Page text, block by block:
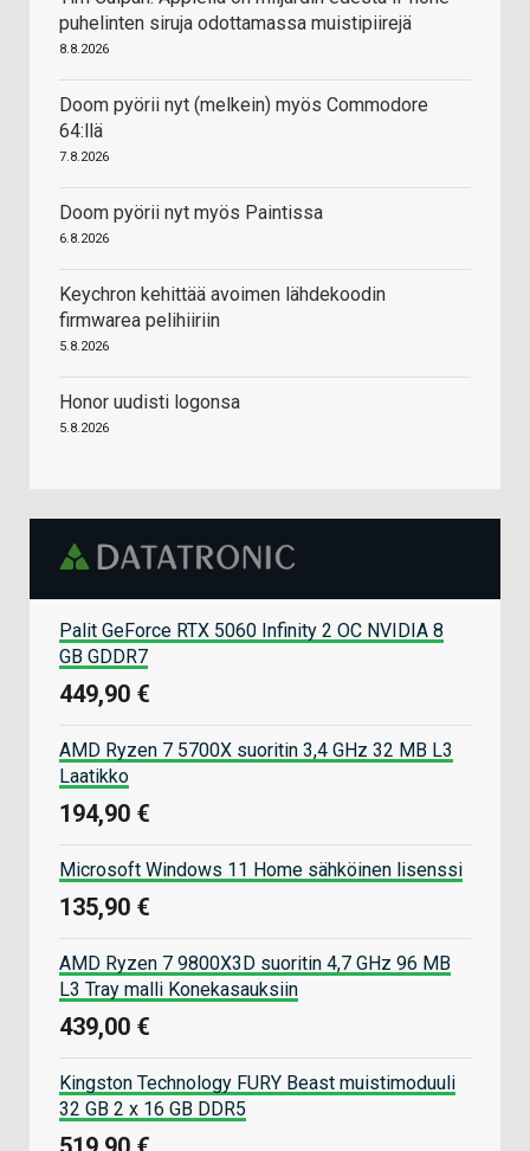
puhelinten siruja odottamassa muistipiirejä
8.8.2026
Doom pyörii nyt (melkein) myös Commodore
64:llä
7.8.2026
Doom pyörii nyt myös Paintissa
6.8.2026
Keychron kehittää avoimen lähdekoodin
firmwarea pelihiiriin
5.8.2026
Honor uudisti logonsa
5.8.2026
Palit GeForce RTX 5060 Infinity 2 OC NVIDIA 8
GB GDDR7
449,90 €
AMD Ryzen 7 5700X suoritin 3,4 GHz 32 MB L3
Laatikko
194,90 €
Microsoft Windows 11 Home sähköinen lisenssi
135,90 €
AMD Ryzen 7 9800X3D suoritin 4,7 GHz 96 MB
L3 Tray malli Konekasauksiin
439,00 €
Kingston Technology FURY Beast muistimoduuli
32 GB 2 x 16 GB DDR5